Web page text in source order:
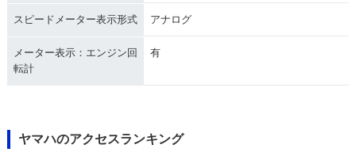
スピードメーター表示形式 アナログ
メーター表示：エンジン回
転計
有
ヤマハのアクセスランキング